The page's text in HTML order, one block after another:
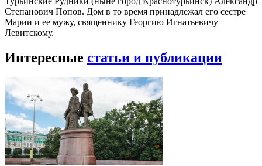
Степанович Попов. Дом в то время принадлежал его сестре
Марии и ее мужу, священнику Георгию Игнатьевичу
Левитскому.
Интересные статьи и публикации